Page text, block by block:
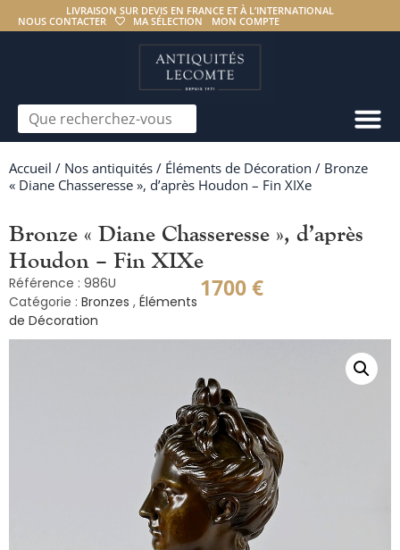
LIVRAISON SUR DEVIS EN FRANCE ET À L’INTERNATIONAL
NOUS CONTACTER
MA SÉLECTION MON COMPTE
Accueil / Nos antiquités / Éléments de Décoration / Bronze
« Diane Chasseresse », d’après Houdon – Fin XIXe
Bronze « Diane Chasseresse », d’après
Houdon – Fin XIXe
Référence : 986U
Catégorie : Bronzes , Éléments
de Décoration
1700€